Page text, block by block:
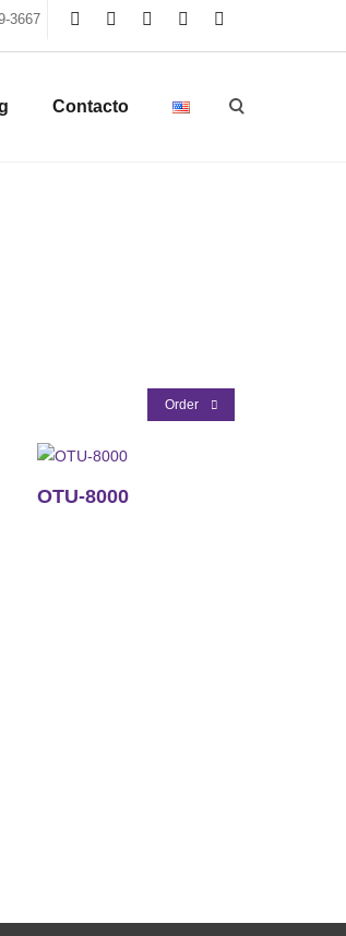
3667
Contacto
Order
OTU-8000